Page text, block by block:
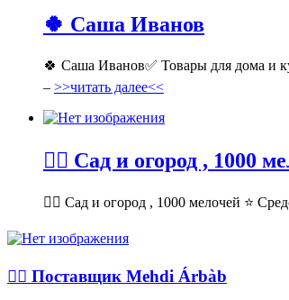
🍀 Саша Иванов
🍀 Саша Иванов✅ Товары для дома и
– >>читать далее<<
💁‍♂ Сад и огород , 1000
💁‍♂ Сад и огород , 1000 мелочей ⭐
💁‍♂ Поставщик Mehdi Árbàb